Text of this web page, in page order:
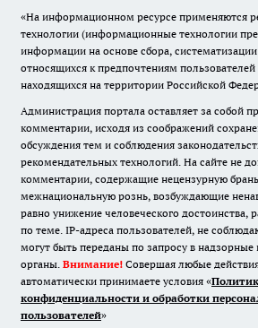
«На информационном ресурсе применяются
технологии (информационные технологии
информации на основе сбора,
относящихся к предпочтениям
находящихся на территории Российской
Администрация портала оставляет за собой
комментарии, исходя из соображений
обсуждения тем и соблюдения
рекомендательных технологий. На сайте не
комментарии, содержащие нецензурную
межнациональную рознь, возбуждающие
равно унижение человеческого достоинства,
по теме. IP-адреса пользователей, не
могут быть переданы по запросу в
органы. Внимание! Совершая любые
автоматически принимаете условия «
конфиденциальности и обработки
пользователей»